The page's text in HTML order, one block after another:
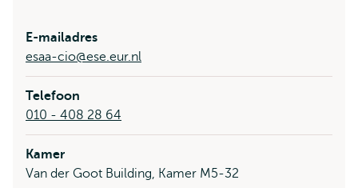
E-mailadres
esaa-cio@ese.eur.nl
Telefoon
010 - 408 28 64
Kamer
Van der Goot Building, Kamer M5-32